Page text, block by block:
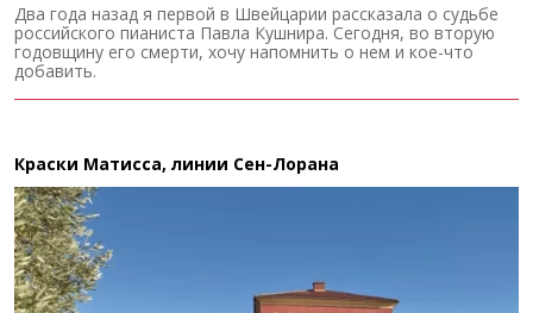
Два года назад я первой в Швейцарии рассказала о судьбе
российского пианиста Павла Кушнира. Сегодня, во вторую
годовщину его смерти, хочу напомнить о нем и кое-что
добавить.
Краски Матисса, линии Сен-Лорана